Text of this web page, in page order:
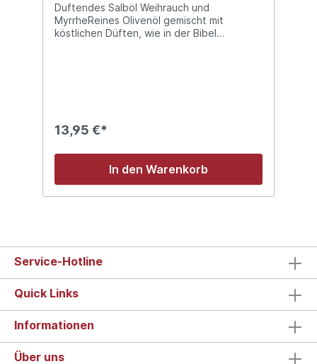
Duftendes Salböl Weihrauch und
MyrrheReines Olivenöl gemischt mit
köstlichen Düften, wie in der Bibel
13,95 €*
In den Warenkorb
Service-Hotline
Quick Links
Informationen
Über uns